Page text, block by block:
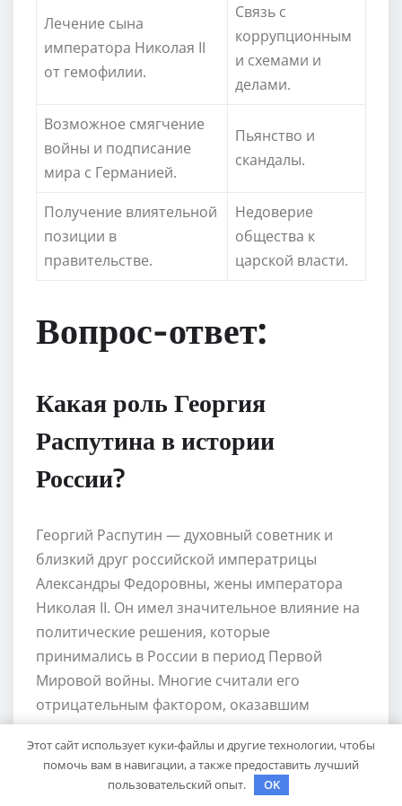
Лечение сына
императора Николая II
от гемофилии.
Связь с
коррупционным
и схемами и
делами.
Возможное смягчение
войны и подписание
мира с Германией.
Пьянство и
скандалы.
Получение влиятельной
позиции в
правительстве.
Недоверие
общества к
царской власти.
Вопрос-ответ:
Какая роль Георгия
Распутина в истории
России?
Георгий Распутин — духовный советник и
близкий друг российской императрицы
Александры Федоровны, жены императора
Николая II. Он имел значительное влияние на
политические решения, которые
принимались в России в период Первой
Мировой войны. Многие считали его
отрицательным фактором, оказавшим
негативное влияние на самодержавие и
общественное мнение в стране. Его
биографии полна загадок и контроверзий, и
он оказал значительное влияние на ход ис
Этот сайт использует куки-файлы и другие технологии, чтобы
помочь вам в навигации, а также предоставить лучший
пользовательский опыт.
OK